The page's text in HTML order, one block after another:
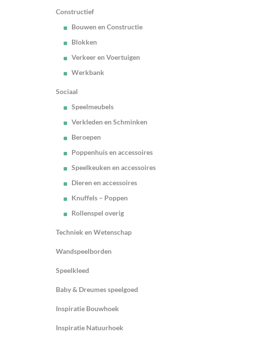
Constructief
Bouwen en Constructie
Blokken
Verkeer en Voertuigen
Werkbank
Sociaal
Speelmeubels
Verkleden en Schminken
Beroepen
Poppenhuis en accessoires
Speelkeuken en accessoires
Dieren en accessoires
Knuffels – Poppen
Rollenspel overig
Techniek en Wetenschap
Wandspeelborden
Speelkleed
Baby & Dreumes speelgoed
Inspiratie Bouwhoek
Inspiratie Natuurhoek